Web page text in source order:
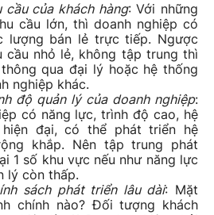
cầu của khách hàng: Với những
cầu lớn, thì doanh nghiệp có
lượng bán lẻ trực tiếp. Ngược
cầu nhỏ lẻ, không tập trung thì
qua đại lý hoặc hệ thống
nghiệp khác.
độ quản lý của doanh nghiệp:
có năng lực, trình độ cao, hệ
đại, có thể phát triển hệ
khắp. Nên tập trung phát
1 số khu vực nếu như năng lực
lý còn thấp.
sách phát triển lâu dài: Mặt
chính nào? Đối tượng khách